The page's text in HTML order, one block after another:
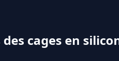
cages en